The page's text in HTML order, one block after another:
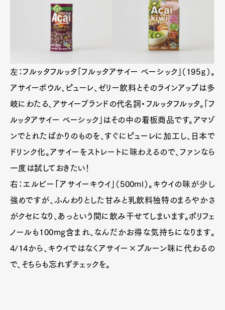
左：フルッタフルッタ「フルッタアサイー ベーシック」（195ｇ）。
アサイーボウル、ピューレ、ゼリー飲料とそのラインアップは多
岐にわたる、アサイーブランドの代名詞・フルッタフルッタ。「フ
ルッタアサイー ベーシック」はその中の看板商品です。アマゾ
ンでとれたばかりのものを、すぐにピューレに加工し、日本で
ドリンク化。アサイーをストレートに味わえるので、ファンなら
一度は試しておきたい！
右：エルビー「アサイーキウイ」（500ml）。キウイの味が少し
強めですが、ふんわりとした甘みと乳飲料独特のまろやかさ
がクセになり、あっという間に飲み干せてしまいます。ポリフェ
ノールも100mg含まれ、なんだかお得な気持ちになります。
4/14から、キウイではなくアサイー×プルーン味に代わるの
で、そちらも忘れずチェックを。